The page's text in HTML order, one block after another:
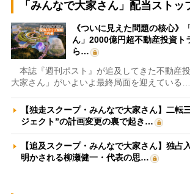
「みんなで大家さん」配当ストッ
《ついに見えた問題の核心》
ん」2000億円超不動産投資ト
ら…
本誌『週刊ポスト』が追及してきた不動産
大家さん」がいよいよ最終局面を迎えている…
【独走スクープ・みんなで大家さん】二転
ジェクト”の計画変更の裏で起き…
【追及スクープ・みんなで大家さん】独占
明かされる柳瀬健一・代表の思…